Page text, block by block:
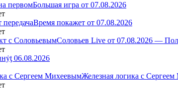
Большая игра от 07.08.2026
Время покажет от 07.08.2026
Соловьев Live от 07.08.2026 —
06.08.2026
Железная логика с